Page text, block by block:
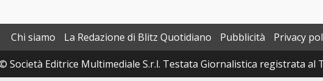
Chi siamo La Redazione di Blitz Quotidiano Pubblicità Privacy
Società Editrice Multimediale S.r.l. Testata Giornalistica registrata al